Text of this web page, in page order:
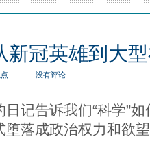
新冠英雄到大
没有评论
日记告诉我们“科学”
堕落成政治权力和欲